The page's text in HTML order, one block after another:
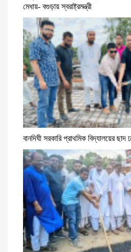
মেধায়- বগুড়ায় স্বরাষ্ট্রমন্ত্রী
বানদিঘী সরকারি প্রাথমিক বিদ্যালয়ের